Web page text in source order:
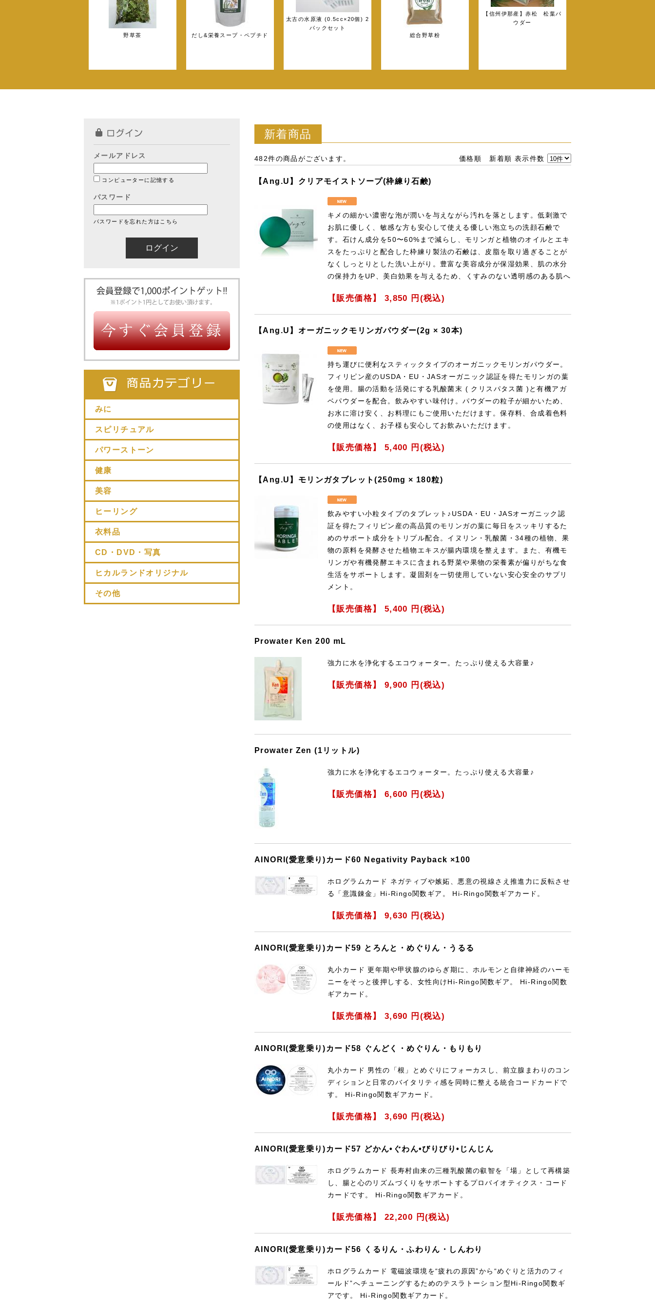
野草茶 だし&栄養スープ・ペプチド
太古の水原液 (0.5cc×20個) 2
パックセット
総合野草粉
【信州伊那産】赤松 松葉パ
ウダー
メールアドレス
コンピューターに記憶する
パスワード
パスワードを忘れた方はこちら
みに
スピリチュアル
パワーストーン
健康
美容
ヒーリング
衣料品
CD・DVD・写真
ヒカルランドオリジナル
その他
新着商品
価格順 新着順 表示件数
482件の商品がございます。
【Ang.U】クリアモイストソープ(枠練り石鹸)
キメの細かい濃密な泡が潤いを与えながら汚れを落とします。低刺激で
お肌に優しく、敏感な方も安心して使える優しい泡立ちの洗顔石鹸で
す。石けん成分を50〜60%まで減らし、モリンガと植物のオイルとエキ
スをたっぷりと配合した枠練り製法の石鹸は、皮脂を取り過ぎることが
なくしっとりとした洗い上がり。豊富な美容成分が保湿効果、肌の水分
の保持力をUP、美白効果を与えるため、くすみのない透明感のある肌へ
【販売価格】 3,850 円(税込)
【Ang.U】オーガニックモリンガパウダー(2g × 30本)
持ち運びに便利なスティックタイプのオーガニックモリンガパウダー。
フィリピン産のUSDA・EU・JASオーガニック認証を得たモリンガの葉
を使用。腸の活動を活発にする乳酸菌末 ( クリスパタス菌 )と有機アガ
ベパウダーを配合。飲みやすい味付け。パウダーの粒子が細かいため、
お水に溶け安く、お料理にもご使用いただけます。保存料、合成着色料
の使用はなく、お子様も安心してお飲みいただけます。
【販売価格】 5,400 円(税込)
【Ang.U】モリンガタブレット(250mg × 180粒)
飲みやすい小粒タイプのタブレット♪USDA・EU・JASオーガニック認
証を得たフィリピン産の高品質のモリンガの葉に毎日をスッキリするた
めのサポート成分をトリプル配合。イヌリン・乳酸菌・34種の植物、果
物の原料を発酵させた植物エキスが腸内環境を整えます。また、有機モ
リンガや有機発酵エキスに含まれる野菜や果物の栄養素が偏りがちな食
生活をサポートします。凝固剤を一切使用していない安心安全のサプリ
メント。
【販売価格】 5,400 円(税込)
Prowater Ken 200 mL
強力に水を浄化するエコウォーター。たっぷり使える大容量♪
【販売価格】 9,900 円(税込)
Prowater Zen (1リットル)
強力に水を浄化するエコウォーター。たっぷり使える大容量♪
【販売価格】 6,600 円(税込)
AINORI(愛意乗り)カード60 Negativity Payback ×100
ホログラムカード ネガティブや嫉妬、悪意の視線さえ推進力に反転させ
る「意識錬金」Hi-Ringo関数ギア。 Hi-Ringo関数ギアカード。
【販売価格】 9,630 円(税込)
AINORI(愛意乗り)カード59 とろんと・めぐりん・うるる
丸小カード 更年期や甲状腺のゆらぎ期に、ホルモンと自律神経のハーモ
ニーをそっと後押しする、女性向けHi-Ringo関数ギア。 Hi-Ringo関数
ギアカード。
【販売価格】 3,690 円(税込)
AINORI(愛意乗り)カード58 ぐんどく・めぐりん・もりもり
丸小カード 男性の「根」とめぐりにフォーカスし、前立腺まわりのコン
ディションと日常のバイタリティ感を同時に整える統合コードカードで
す。 Hi-Ringo関数ギアカード。
【販売価格】 3,690 円(税込)
AINORI(愛意乗り)カード57 どかん•ぐわん•びりびり•じんじん
ホログラムカード 長寿村由来の三種乳酸菌の叡智を「場」として再構築
し、腸と心のリズムづくりをサポートするプロバイオティクス・コード
カードです。 Hi-Ringo関数ギアカード。
【販売価格】 22,200 円(税込)
AINORI(愛意乗り)カード56 くるりん・ふわりん・しんわり
ホログラムカード 電磁波環境を“疲れの原因”から“めぐりと活力のフィ
ールド”へチューニングするためのテスラトーション型Hi-Ringo関数ギ
アです。 Hi-Ringo関数ギアカード。